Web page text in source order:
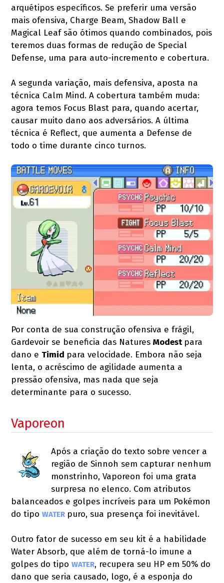
arquétipos específicos. Se preferir uma versão
mais ofensiva, Charge Beam, Shadow Ball e
Magical Leaf são ótimos quando combinados, pois
teremos duas formas de redução de Special
Defense, uma para auto-incremento e cobertura.
A segunda variação, mais defensiva, aposta na
técnica Calm Mind. A cobertura também muda:
agora temos Focus Blast para, quando acertar,
causar muito dano aos adversários. A última
técnica é Reflect, que aumenta a Defense de
todo o time durante cinco turnos.
Por conta de sua construção ofensiva e frágil,
Gardevoir se beneficia das NaturesModest para
dano e Timid para velocidade. Embora não seja
lenta, o acréscimo de agilidade aumenta a
pressão ofensiva, mas nada que seja
determinante para o sucesso.
Vaporeon
Após a criação do texto sobre vencer a
região de Sinnoh sem capturar nenhum
monstrinho, Vaporeon foi uma grata
surpresa no elenco. Com atributos
balanceados e golpes incríveis para um Pokémon
do tipoWATER puro, sua presença foi inevitável.
Outro fator de sucesso em seu kit é a habilidade
Water Absorb, que além de torná-lo imune a
golpes do tipoWATER, recupera seu HP em 50% do
dano que seria causado, logo, é a esponja do